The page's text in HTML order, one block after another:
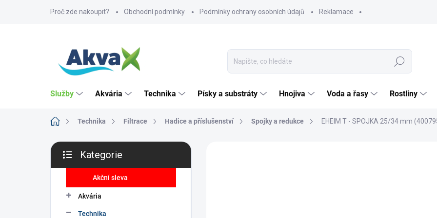
Proč zde nakoupit? Obchodní podmínky Podmínky ochrany osobních údajů Reklamace
Hledat
Služby Akvária Technika Písky a substráty Hnojiva Voda a řasy Rostliny
Domů Technika Filtrace Hadice a příslušenství Spojky a redukce EHEIM T - SPOJKA 25/34 mm
P
s
kategorie
Kategorie
Akční sleva
Akvária
Technika